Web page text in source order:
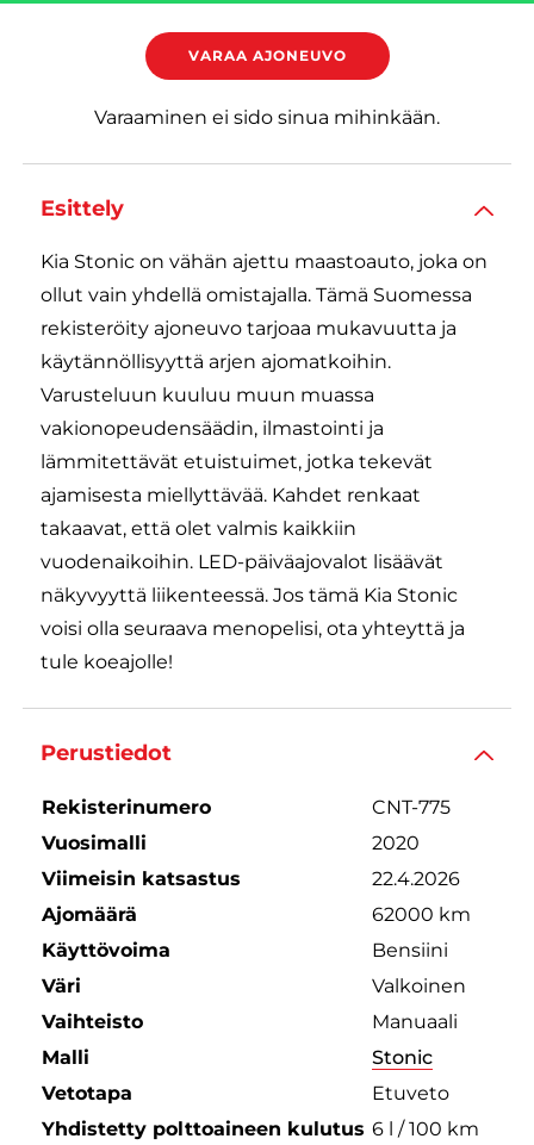
VARAA AJONEUVO
Varaaminen ei sido sinua mihinkään.
Esittely
Kia Stonic on vähän ajettu maastoauto, joka on
ollut vain yhdellä omistajalla. Tämä Suomessa
rekisteröity ajoneuvo tarjoaa mukavuutta ja
käytännöllisyyttä arjen ajomatkoihin.
Varusteluun kuuluu muun muassa
vakionopeudensäädin, ilmastointi ja
lämmitettävät etuistuimet, jotka tekevät
ajamisesta miellyttävää. Kahdet renkaat
takaavat, että olet valmis kaikkiin
vuodenaikoihin. LED-päiväajovalot lisäävät
näkyvyyttä liikenteessä. Jos tämä Kia Stonic
voisi olla seuraava menopelisi, ota yhteyttä ja
tule koeajolle!
Perustiedot
Rekisterinumero
CNT-775
Vuosimalli
2020
Viimeisin katsastus
22.4.2026
Ajomäärä
62000 km
Käyttövoima
Bensiini
Väri
Valkoinen
Vaihteisto
Manuaali
Malli
Stonic
Vetotapa
Etuveto
Yhdistetty polttoaineen kulutus 6 l / 100 km